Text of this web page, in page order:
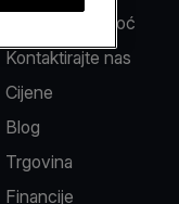
Centar za pomoć
Kontaktirajte nas
Cijene
Blog
Trgovina
Financije